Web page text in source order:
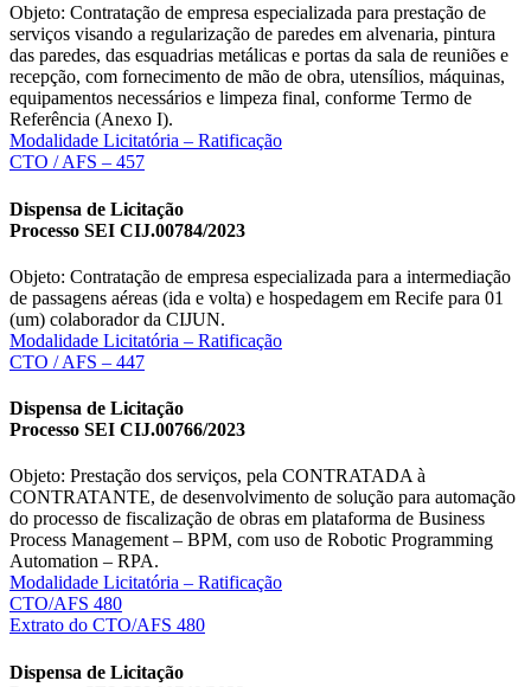
Objeto: Contratação de empresa especializada para prestação de
serviços visando a regularização de paredes em alvenaria, pintura
das paredes, das esquadrias metálicas e portas da sala de reuniões e
recepção, com fornecimento de mão de obra, utensílios, máquinas,
equipamentos necessários e limpeza final, conforme Termo de
Referência (Anexo I).
Modalidade Licitatória – Ratificação
CTO / AFS – 457
Dispensa de Licitação
Processo SEI CIJ.00784/2023
Objeto: Contratação de empresa especializada para a intermediação
de passagens aéreas (ida e volta) e hospedagem em Recife para 01
(um) colaborador da CIJUN.
Modalidade Licitatória – Ratificação
CTO / AFS – 447
Dispensa de Licitação
Processo SEI CIJ.00766/2023
Objeto: Prestação dos serviços, pela CONTRATADA à
CONTRATANTE, de desenvolvimento de solução para automação
do processo de fiscalização de obras em plataforma de Business
Process Management – BPM, com uso de Robotic Programming
Automation – RPA.
Modalidade Licitatória – Ratificação
CTO/AFS 480
Extrato do CTO/AFS 480
Dispensa de Licitação